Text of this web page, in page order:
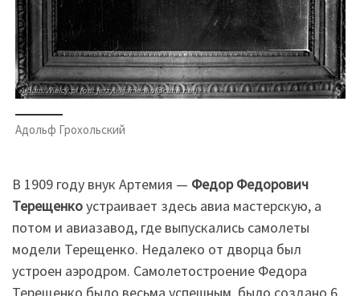
Адольф Грохольский
В 1909 году внук Артемия — Федор Федорович
Терещенкоустраивает здесь авиа мастерскую, а
потом и авиазавод, где выпускались самолеты
модели Терещенко. Недалеко от дворца был
устроен аэродром. Самолетостроение Федора
Терещенко было весьма успешным, было создано 6